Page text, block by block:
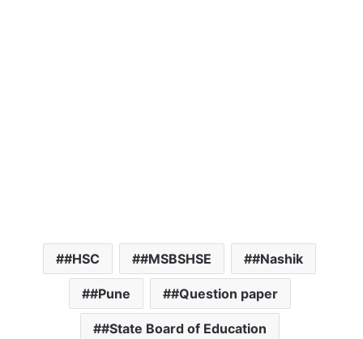
#HSC #MSBSHSE #Nashik
#Pune #Question paper
#State Board of Education